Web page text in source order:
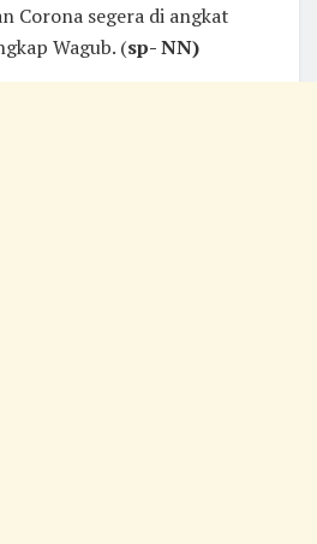
Corona segera di angkat
Wagub. (sp- NN)